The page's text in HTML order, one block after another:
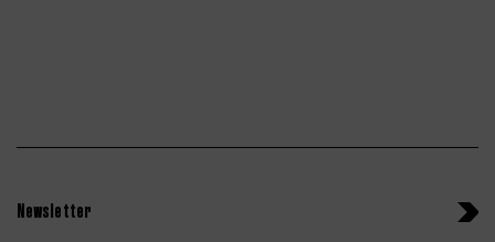
Newsletter